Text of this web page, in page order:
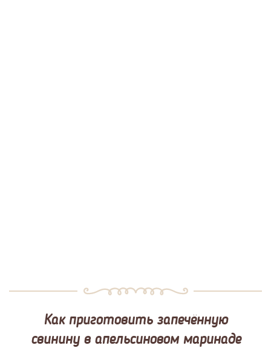
Как приготовить запечённую
свинину в апельсиновом маринаде